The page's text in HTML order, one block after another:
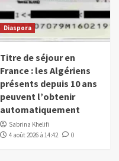
Diaspora
Titre de séjour en
France : les Algériens
présents depuis 10 ans
peuvent l’obtenir
automatiquement
Sabrina Khelifi
4 août 2026 à 14:42
0